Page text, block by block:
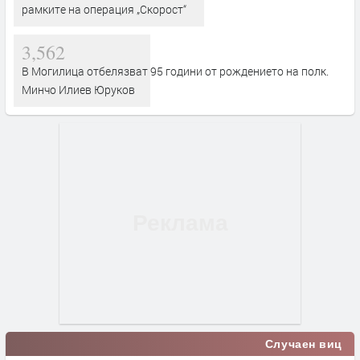
рамките на операция „Скорост“
3,562
В Могилица отбелязват 95 години от рождението на полк.
Минчо Илиев Юруков
Случаен виц